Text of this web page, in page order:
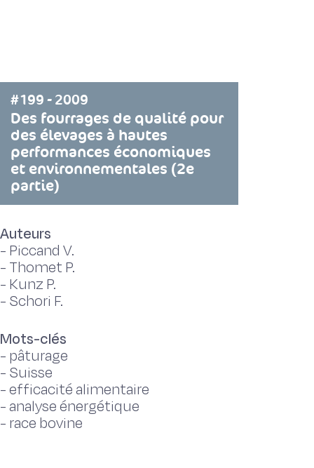
#199 - 2009
Des fourrages de qualité pour
des élevages à hautes
performances économiques
et environnementales (2e
partie)
Auteurs
- Piccand V.
- Thomet P.
- Kunz P.
- Schori F.
Mots-clés
- pâturage
- Suisse
-efficacité alimentaire
- analyse énergétique
- race bovine